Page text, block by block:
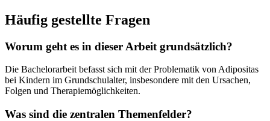
Häufig gestellte Fragen
Worum geht es in dieser Arbeit grundsätzlich?
Die Bachelorarbeit befasst sich mit der Problematik von Adipositas
bei Kindern im Grundschulalter, insbesondere mit den Ursachen,
Folgen und Therapiemöglichkeiten.
Was sind die zentralen Themenfelder?